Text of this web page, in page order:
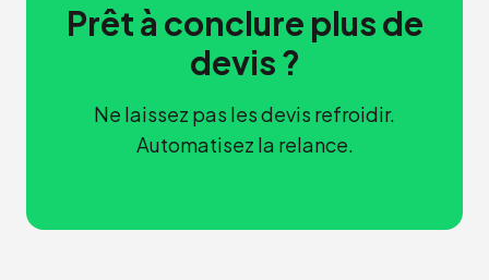
Prêt à conclure plus de
devis ?
Ne laissez pas les devis refroidir.
Automatisez la relance.